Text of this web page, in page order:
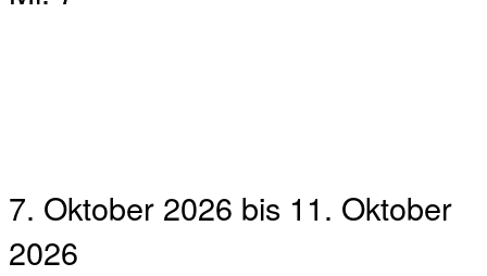
7. Oktober 2026 bis 11. Oktober
2026